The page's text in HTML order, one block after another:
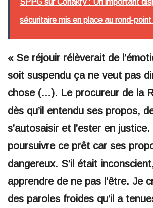
SPPG sur Conakry : Un important
sécuritaire mis en place au rond-
« Se réjouir rélèverait de
soit suspendu ça ne veut pas
chose (…). Le procureur de la
dès qu’il entendu ses propos,
s’autosaisir et l’ester en
poursuivre ce prêt car ses
dangereux. S’il était
apprendre de ne pas l’être. Je
des paroles froides qu’il a